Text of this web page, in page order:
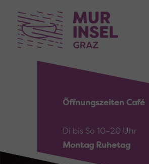
Öffnungszeiten Café
Di bis So 10–20 Uhr
Montag Ruhetag